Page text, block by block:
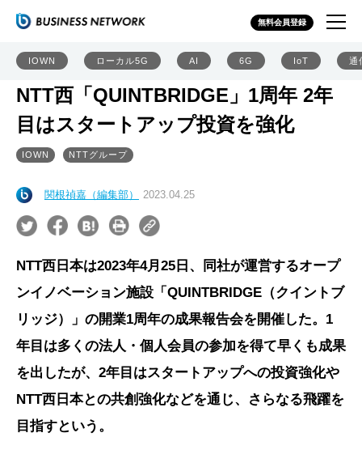
無料会員登録
IOWN ローカル5G AI 6G IoT 通
NTT西「QUINTBRIDGE」1周年 2年
目はスタートアップ投資を強化
IOWN NTTグループ
関根禎嘉（編集部） 2023.04.25
NTT西日本は2023年4月25日、同社が運営するオープ
ンイノベーション施設「QUINTBRIDGE（クイントブ
リッジ）」の開業1周年の成果報告会を開催した。1
年目は多くの法人・個人会員の参加を得て早くも成果
を出したが、2年目はスタートアップへの投資強化や
NTT西日本との共創強化などを通じ、さらなる飛躍を
目指すという。